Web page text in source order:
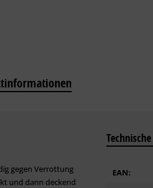
gegen Verrottung
und dann deckend
EAN: